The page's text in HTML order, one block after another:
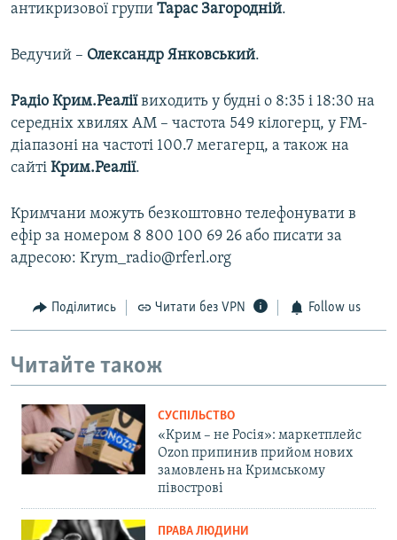
антикризової групи Тарас Загородній.
Ведучий – Олександр Янковський.
Радіо Крим.Реаліївиходить у будні о 8:35 і 18:30 на
середніх хвилях АМ – частота 549 кілогерц, у FM-
діапазоні на частоті 100.7 мегагерц, а також на
сайті Крим.Реалії.
Кримчани можуть безкоштовно телефонувати в
ефір за номером 8 800 100 69 26 або писати за
адресою: Krym_radio@rferl.org
Поділитись Читати без VPN Follow us
Читайте також
СУСПІЛЬСТВО
«Крим – не Росія»: маркетплейс
Ozon припинив прийом нових
замовлень на Кримському
півострові
ПРАВА ЛЮДИНИ